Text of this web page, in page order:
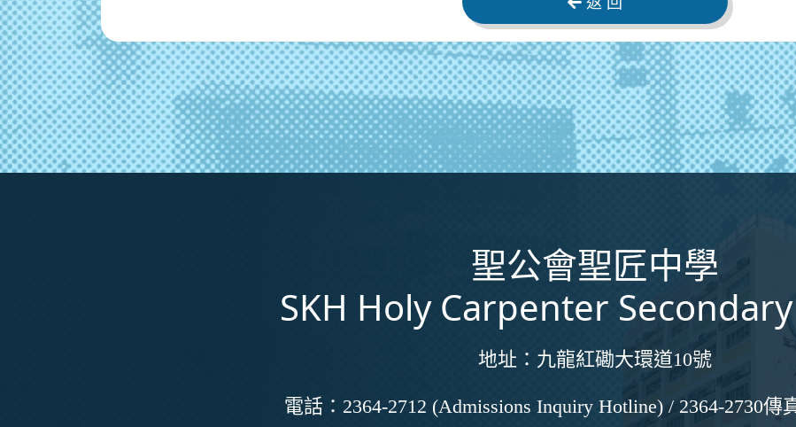
聖公會聖匠中學
SKH Holy Carpenter
地址： 九龍紅磡大環道10號
電話： 2364-2712 (Admissions Inquiry Hotline) / 2364-2730傳